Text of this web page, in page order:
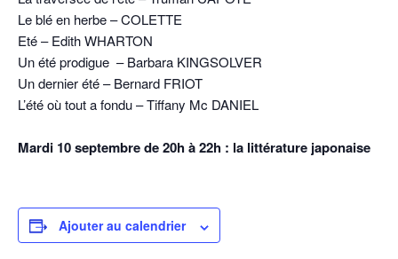
Le blé en herbe – COLETTE
Eté – Edith WHARTON
Un été prodigue – Barbara KINGSOLVER
Un dernier été – Bernard FRIOT
L’été où tout a fondu – Tiffany Mc DANIEL
Mardi 10 septembre de 20h à 22h : la littérature japonaise
Ajouter au calendrier